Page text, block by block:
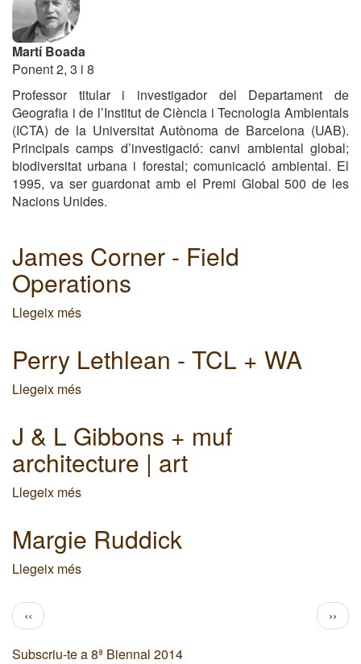
Martí Boada
Ponent 2, 3 i 8
Professor titular i investigador del Departament de
Geografia i de l’Institut de Ciència i Tecnologia Ambientals
(ICTA) de la Universitat Autònoma de Barcelona (UAB).
Principals camps d’investigació: canvi ambiental global;
biodiversitat urbana i forestal; comunicació ambiental. El
1995, va ser guardonat amb el Premi Global 500 de les
Nacions Unides.
James Corner - Field
Operations
Llegeix més
Corner
-
Perry Lethlean - TCL + WA
Llegeix més
Lethlean
-
TCL
+
J & L Gibbons + muf
architecture | art
Llegeix més
L
art
Margie Ruddick
Llegeix més
Paginació
Pàgina
anterior
‹‹ ››
Subscriu-te a 8ª Biennal 2014